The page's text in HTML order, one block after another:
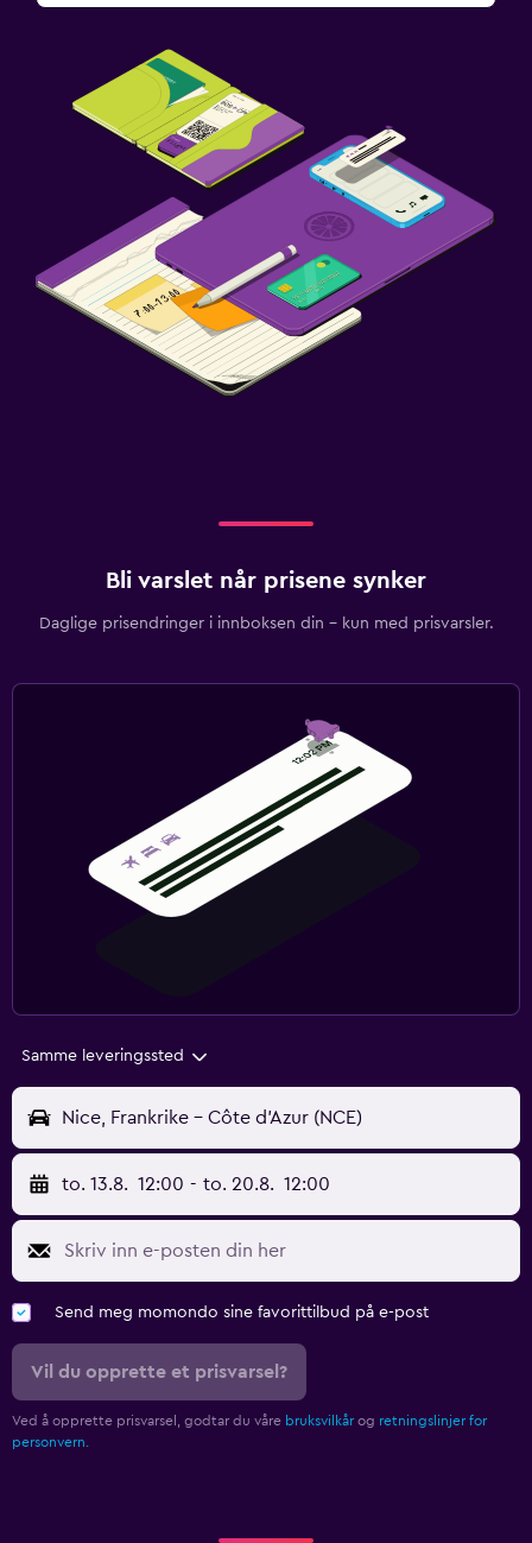
Bli varslet når prisene synker
Daglige prisendringer i innboksen din – kun med prisvarsler.
Samme leveringssted
Nice, Frankrike - Côte d'Azur (NCE)
to. 13.8. 12:00 - to. 20.8. 12:00
Send meg momondo sine favorittilbud på e-post
Vil du opprette et prisvarsel?
Ved å opprette prisvarsel, godtar du våre bruksvilkår og retningslinjer for
personvern.